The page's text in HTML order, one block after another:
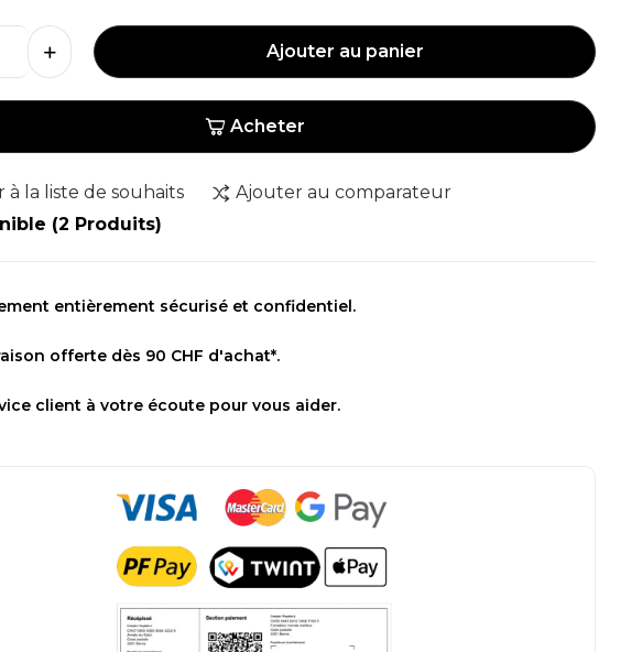
Ajouter au panier
Acheter
à la liste de souhaits Ajouter au comparateur
(2 Produits)
entièrement sécurisé et confidentiel.
offerte dès 90 CHF d'achat*.
client à votre écoute pour vous aider.